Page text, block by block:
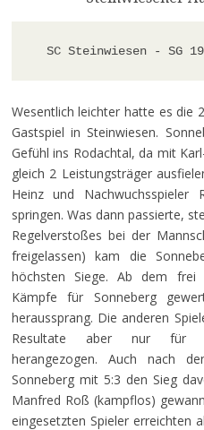
SC Steinwiesen - SG
Wesentlich leichter hatte es die
Gastspiel in Steinwiesen.
Gefühl ins Rodachtal, da mit
gleich 2 Leistungsträger
Heinz und
springen. Was dann passierte,
Regelverstoßes bei der
freigelassen) kam die
höchsten Siege. Ab dem frei
Kämpfe für Sonneberg
heraussprang. Die anderen
Resultate aber nur für
herangezogen. Auch nach
Sonneberg mit 5:3 den Sieg
Manfred Roß (kampflos)
eingesetzten Spieler erreichten